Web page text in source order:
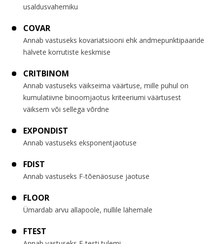
usaldusvahemiku
COVAR
Annab vastuseks kovariatsiooni ehk andmepunktipaaride
hälvete korrutiste keskmise
CRITBINOM
Annab vastuseks väikseima väärtuse, mille puhul on
kumulatiivne binoomjaotus kriteeriumi väärtusest
väiksem või sellega võrdne
EXPONDIST
Annab vastuseks eksponentjaotuse
FDIST
Annab vastuseks F-tõenäosuse jaotuse
FLOOR
Ümardab arvu allapoole, nullile lähemale
FTEST